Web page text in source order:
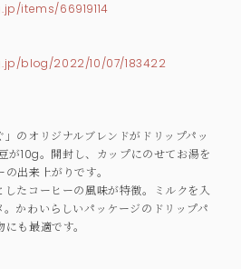
items/66919114
blog/2022/10/07/183422
のオリジナルブレンドがドリップパッ
が10g。開封し、カップにのせてお湯を
出来上がりです。
したコーヒーの風味が特徴。ミルクを入
かわいらしいパッケージのドリップパ
も最適です。